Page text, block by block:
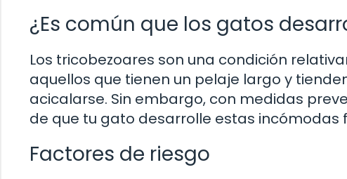
¿Es común que los gatos
Los tricobezoares son una condición
aquellos que tienen un pelaje largo y
acicalarse. Sin embargo, con medidas
de que tu gato desarrolle estas incómodas
Factores de riesgo